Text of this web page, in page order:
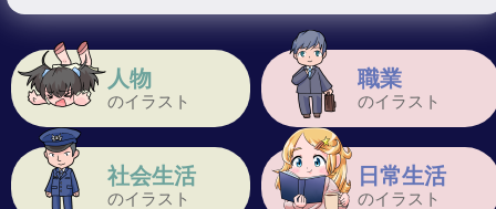
人物
のイラスト
職業
のイラスト
社会生活
のイラスト
日常生活
のイラスト